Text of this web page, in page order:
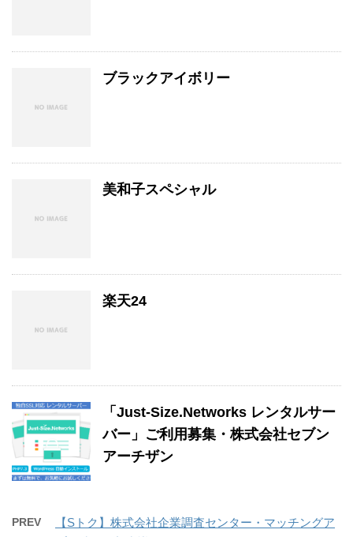
ブラックアイボリー
美和子スペシャル
楽天24
「Just-Size.Networks レンタルサー
バー」ご利用募集・株式会社セブン
アーチザン
PREV
【Sトク】株式会社企業調査センター・マッチングア